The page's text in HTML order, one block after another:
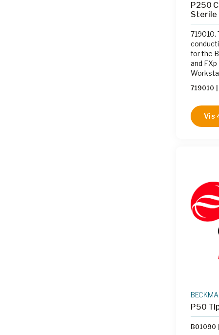
P250
Sterile
719010.
for the
and
Span-8
ensure
proof,
of DNA,
Case
719010
Vis
P50
B01090